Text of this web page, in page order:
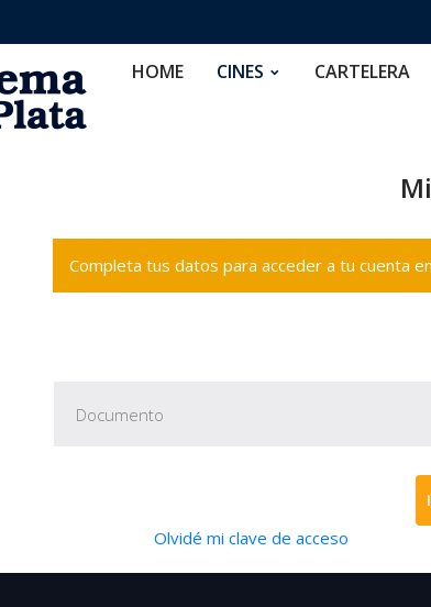
HOME CINES CARTELERA
Completa tus datos para acceder a tu cuenta
Olvidé mi clave de acceso